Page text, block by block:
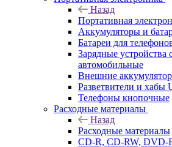
Назад
Портативная
Аккумуляторы и
Батареи для
Зарядные устройства
автомобильные
Внешние
Разветвители и хабы
Телефоны кнопочные
Расходные материалы
Назад
Расходные материалы
CD-R, CD-RW, DVD-